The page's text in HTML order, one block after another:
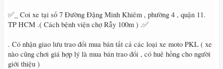
✅_ Coi xe tại số 7 Đường Đặng Minh Khiêm , phường 4 , quận 11.
TP HCM .( Cách bệnh viện chợ Rẫy 100m ) .✅
. Có nhận giao lưu trao đổi mua bán tất cả các loại xe moto PKL ( xe
nào cũng chơi giá hợp lý là mua bán trao đổi , có huê hồng cho người
giới thiệu )